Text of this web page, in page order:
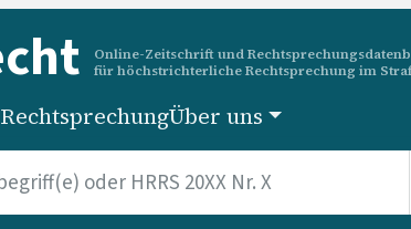
Online-Zeitschrift und
für höchstrichterliche Rechtsprechung im
RechtsprechungÜber uns